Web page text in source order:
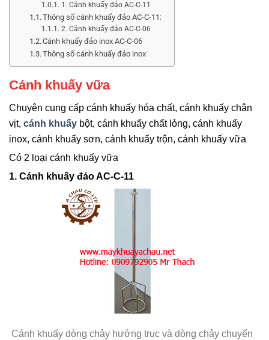
1. Cánh khuấy đảo AC-C-11
Thông số cánh khuấy đảo AC-C-11:
2. Cánh khuấy đảo AC-C-06
Cánh khuấy đảo inox AC-C-06
Thông số cánh khuấy đảo inox
Cánh khuấy vữa
Chuyên cung cấp cánh khuấy hóa chất, cánh khuấy chân
vịt, cánh khuấy bột, cánh khuấy chất lỏng, cánh khuấy
inox, cánh khuấy sơn, cánh khuấy trộn, cánh khuấy vữa
Có 2 loại cánh khuấy vữa
1. Cánh khuấy đảo AC-C-11
Cánh khuấy dòng chảy hướng trục và dòng chảy chuyển